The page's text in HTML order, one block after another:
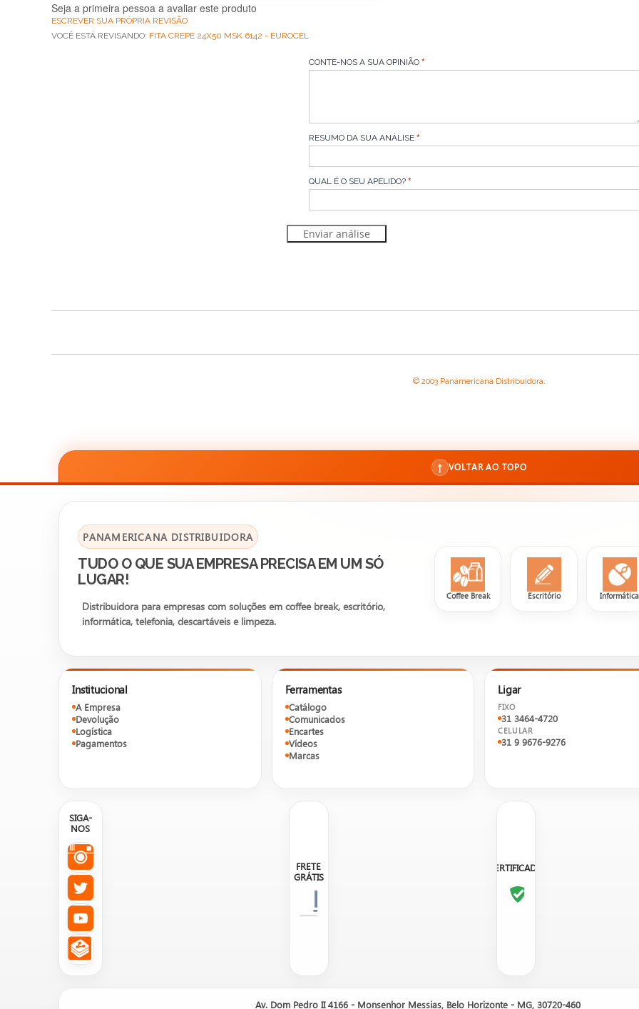
Seja a primeira pessoa a avaliar este produto
ESCREVER SUA PRÓPRIA REVISÃO
VOCÊ ESTÁ REVISANDO: FITA CREPE 24X50 MSK 6142 - EUROCEL
CONTE-NOS A SUA OPINIÃO
RESUMO DA SUA ANÁLISE
QUAL É O SEU APELIDO?
Enviar análise
© 2003 Panamericana Distribuidora.
↑ VOLTAR AO TOPO
PANAMERICANA DISTRIBUIDORA
TUDO O QUE SUA EMPRESA PRECISA EM UM SÓ
LUGAR!
Distribuidora para empresas com soluções em coffee break, escritório,
informática, telefonia, descartáveis e limpeza.
Coffee Break Escritório Informática
Institucional
A Empresa
Devolução
Logística
Pagamentos
Ferramentas
Catálogo
Comunicados
Encartes
Vídeos
Marcas
Ligar
FIXO
31 3464-4720
CELULAR
31 9 9676-9276
SIGA-
NOS
FRETE
GRÁTIS
CERTIFICADO
Av. Dom Pedro II 4166 - Monsenhor Messias, Belo Horizonte - MG, 30720-460